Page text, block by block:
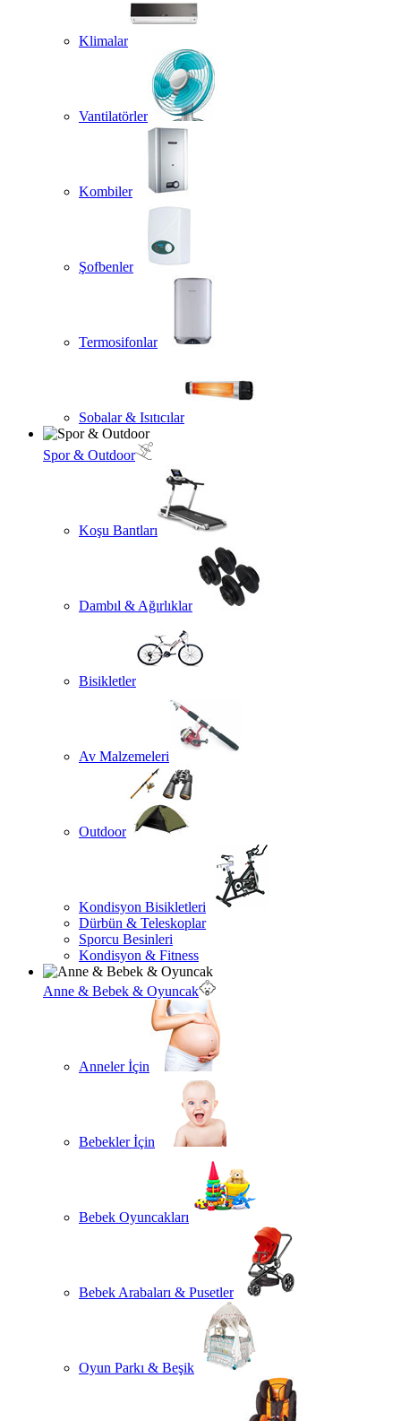
Klimalar
Vantilatörler
Kombiler
Şofbenler
Termosifonlar
Sobalar & Isıtıcılar
Spor & Outdoor
Koşu Bantları
Dambıl & Ağırlıklar
Bisikletler
Av Malzemeleri
Outdoor
Kondisyon Bisikletleri
Dürbün & Teleskoplar
Sporcu Besinleri
Kondisyon & Fitness
Anne & Bebek & Oyuncak
Anneler İçin
Bebekler İçin
Bebek Oyuncakları
Bebek Arabaları & Pusetler
Oyun Parkı & Beşik